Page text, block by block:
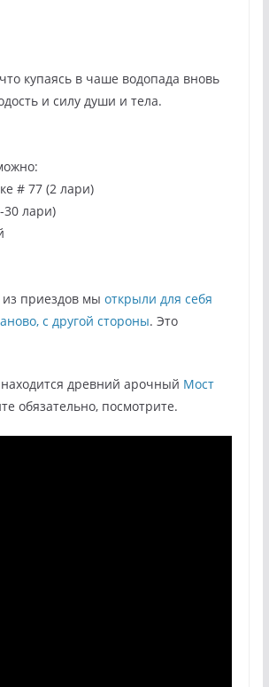
купаясь в чаше водопада вновь
и силу души и тела.
# 77 (2 лари)
лари)
из приездов мы открыли для себя
с другой стороны. Это
древний арочный Мост
обязательно, посмотрите.